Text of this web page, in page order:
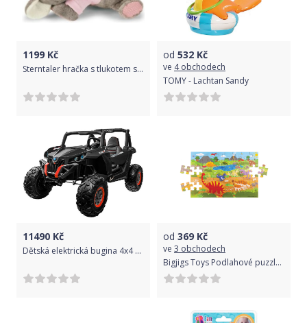
1199 Kč
Sterntaler hračka s tlukotem srdce usínáček myška Mabel 33 cm 3102001
od 532 Kč
ve 4 obchodech
TOMY - Lachtan Sandy
11490 Kč
Dětská elektrická bugina 4x4 2.4GHz SuperStar, LCD - černá
od 369 Kč
ve 3 obchodech
Bigjigs Toys Podlahové puzzle Dinosauři 48 dílků